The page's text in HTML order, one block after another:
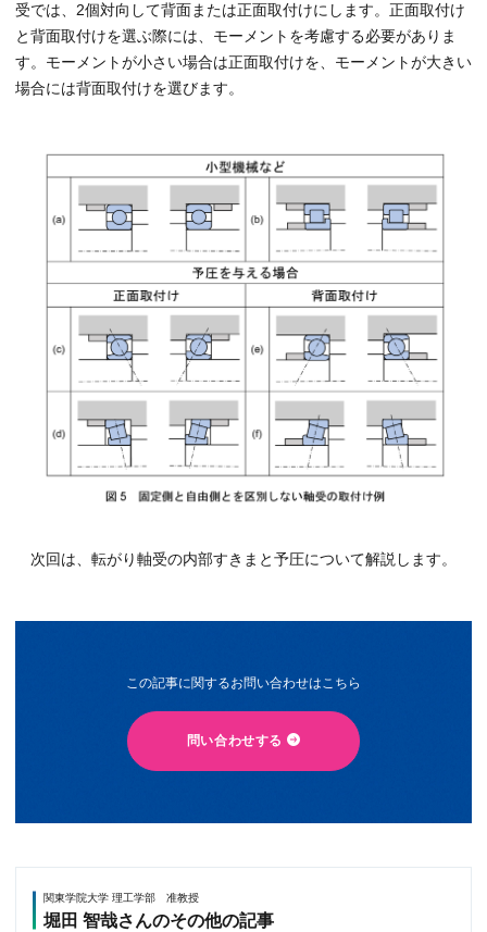
受では、2個対向して背面または正面取付けにします。正面取付け
と背面取付けを選ぶ際には、モーメントを考慮する必要がありま
す。モーメントが小さい場合は正面取付けを、モーメントが大きい
場合には背面取付けを選びます。
次回は、転がり軸受の内部すきまと予圧について解説します。
この記事に関するお問い合わせはこちら
問い合わせする
関東学院大学 理工学部 准教授
堀田 智哉さんのその他の記事